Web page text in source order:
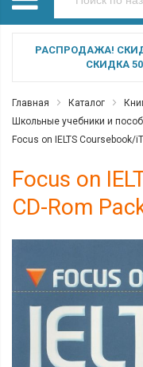
РАСПРОДАЖА!
СКИДКА
Главная Каталог
Школьные учебники и
Focus on IELTS Coursebook/
Focus on
CD-Rom